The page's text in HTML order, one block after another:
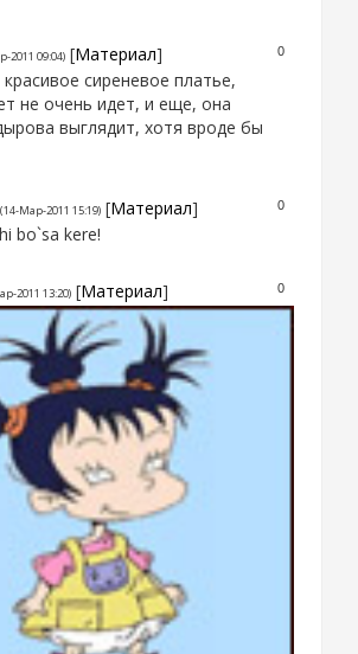
0
2011 09:04) [Материал]
сиреневое платье,
не очень идет, и еще, она
выглядит, хотя вроде бы
0
(14-Мар-2011 15:19) [Материал]
bo`sa kere!
0
2011 13:20) [Материал]